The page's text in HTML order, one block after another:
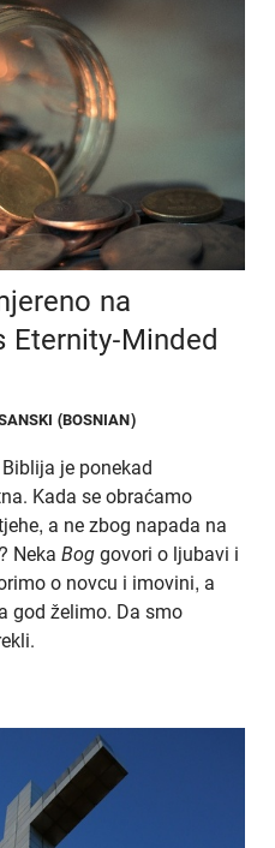
na
Eternity-Minded
(BOSNIAN)
je ponekad
Kada se obraćamo
a ne zbog napada na
Neka Bog govori o ljubavi i
o novcu i imovini, a
god želimo. Da smo